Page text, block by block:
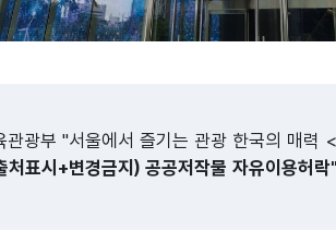
관광부 "서울에서 즐기는 관광 한국의 매력
처표시+변경금지) 공공저작물 자유이용허락"